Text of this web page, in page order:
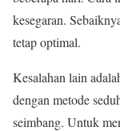
kesegaran.
tetap optimal.
Kesalahan lain
dengan metode
seimbang. Untuk